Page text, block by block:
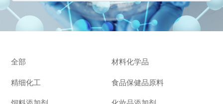
全部 材料化学品
精细化工 食品保健品原料